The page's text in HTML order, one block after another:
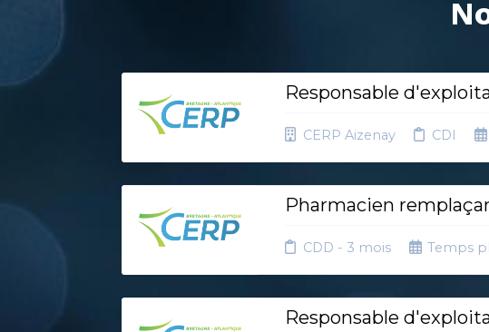
Responsable
CERP Aizenay CDI
Pharmacien
CDD - 3 mois Temps
Responsable